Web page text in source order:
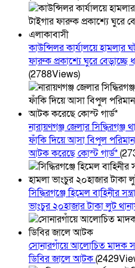
কাউন্সিলর কার্যালয়ে হামলার
ফারুক প্রকাশ্যে ঘুরে
(2788Views)
নারায়ণগঞ্জ জেলার
ফাঁকি দিয়ে আসা বিপুল
আটক করেছে কোস্ট গার্ড*
সিদ্ধিরগঞ্জে হিমেল বাহিনীর
ভাংচুর ২০হাজার টাকা লুট
সোনারগাঁয়ে আলোচিত মাদক
ডিবির জালে আটক